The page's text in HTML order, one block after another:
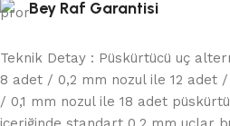
Bey Raf Garantisi
Teknik Detay : Püskürtücü uç
8 adet / 0,2 mm nozul ile 12 adet
/ 0,1 mm nozul ile 18 adet